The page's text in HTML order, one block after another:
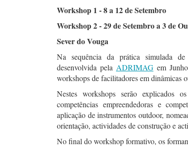
Workshop 1 - 8 a 12 de Setembro
Workshop 2 - 29 de Setembro a 3 de
Sever do Vouga
Na sequência da prática simulada de
desenvolvida pela ADRIMAGem
workshops de facilitadores em dinâmicas
Nestes workshops serão explicados
competências empreendedoras e
aplicação de instrumentos outdoor,
orientação, actividades de construção e
No final do workshop formativo, os